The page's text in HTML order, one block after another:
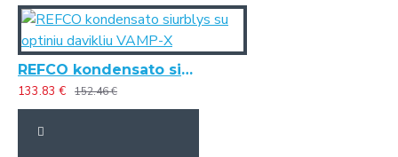
REFCO kondensato siurblys su optiniu davikliu VAMP-X
133.83 € 152.46 €